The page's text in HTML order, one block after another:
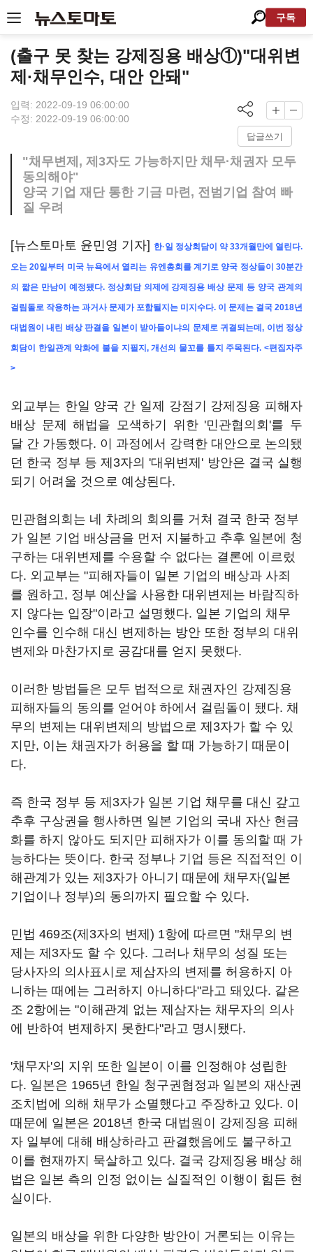
구독
(출구 못 찾는 강제징용 배상①)"대위변
제·채무인수, 대안 안돼"
입력: 2022-09-19 06:00:00
수정: 2022-09-19 06:00:00
답글쓰기
"채무변제, 제3자도 가능하지만 채무·채권자 모두
동의해야"
양국 기업 재단 통한 기금 마련, 전범기업 참여 빠
질 우려
[뉴스토마토 윤민영 기자] 한·일 정상회담이 약 33개월만에 열린다.
오는 20일부터 미국 뉴욕에서 열리는 유엔총회를 계기로 양국 정상들이 30분간
의 짧은 만남이 예정됐다. 정상회담 의제에 강제징용 배상 문제 등 양국 관계의
걸림돌로 작용하는 과거사 문제가 포함될지는 미지수다. 이 문제는 결국 2018년
대법원이 내린 배상 판결을 일본이 받아들이냐의 문제로 귀결되는데, 이번 정상
회담이 한일관계 악화에 불을 지필지, 개선의 물꼬를 틀지 주목된다. <편집자주
>
외교부는 한일 양국 간 일제 강점기 강제징용 피해자
배상 문제 해법을 모색하기 위한 '민관협의회'를 두
달 간 가동했다. 이 과정에서 강력한 대안으로 논의됐
던 한국 정부 등 제3자의 '대위변제' 방안은 결국 실행
되기 어려울 것으로 예상된다.
민관협의회는 네 차례의 회의를 거쳐 결국 한국 정부
가 일본 기업 배상금을 먼저 지불하고 추후 일본에 청
구하는 대위변제를 수용할 수 없다는 결론에 이르렀
다. 외교부는 "피해자들이 일본 기업의 배상과 사죄
를 원하고, 정부 예산을 사용한 대위변제는 바람직하
지 않다는 입장"이라고 설명했다. 일본 기업의 채무
인수를 인수해 대신 변제하는 방안 또한 정부의 대위
변제와 마찬가지로 공감대를 얻지 못했다.
이러한 방법들은 모두 법적으로 채권자인 강제징용
피해자들의 동의를 얻어야 하에서 걸림돌이 됐다. 채
무의 변제는 대위변제의 방법으로 제3자가 할 수 있
지만, 이는 채권자가 허용을 할 때 가능하기 때문이
다.
즉 한국 정부 등 제3자가 일본 기업 채무를 대신 갚고
추후 구상권을 행사하면 일본 기업의 국내 자산 현금
화를 하지 않아도 되지만 피해자가 이를 동의할 때 가
능하다는 뜻이다. 한국 정부나 기업 등은 직접적인 이
해관계가 있는 제3자가 아니기 때문에 채무자(일본
기업이나 정부)의 동의까지 필요할 수 있다.
민법 469조(제3자의 변제) 1항에 따르면 "채무의 변
제는 제3자도 할 수 있다. 그러나 채무의 성질 또는
당사자의 의사표시로 제삼자의 변제를 허용하지 아
니하는 때에는 그러하지 아니하다"라고 돼있다. 같은
조 2항에는 "이해관계 없는 제삼자는 채무자의 의사
에 반하여 변제하지 못한다"라고 명시됐다.
'채무자'의 지위 또한 일본이 이를 인정해야 성립한
다. 일본은 1965년 한일 청구권협정과 일본의 재산권
조치법에 의해 채무가 소멸했다고 주장하고 있다. 이
때문에 일본은 2018년 한국 대법원이 강제징용 피해
자 일부에 대해 배상하라고 판결했음에도 불구하고
이를 현재까지 묵살하고 있다. 결국 강제징용 배상 해
법은 일본 측의 인정 없이는 실질적인 이행이 힘든 현
실이다.
일본의 배상을 위한 다양한 방안이 거론되는 이유는